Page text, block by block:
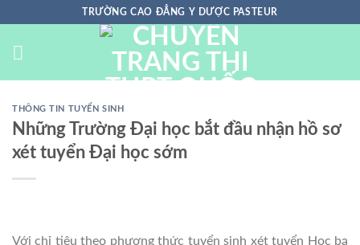
nội
TRƯỜNG CAO ĐẲNG Y DƯỢC PASTEUR
THÔNG TIN TUYỂN SINH
Những Trường Đại học bắt đầu nhận hồ sơ
xét tuyển Đại học sớm
Với chỉ tiêu theo phương thức tuyển sinh xét tuyển Học bạ